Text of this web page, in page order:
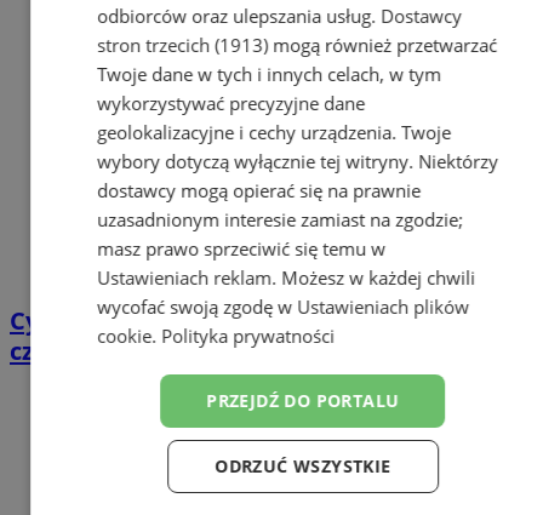
Cyfrowy przegląd przedtrasowy: co mówią
czujniki TPMS i diagnostyka pokładowa?
odbiorców oraz ulepszania usług. Dostawcy
stron trzecich (1913)mogą również przetwarzać
Twoje dane w tych i innych celach, w tym
wykorzystywać precyzyjne dane
geolokalizacyjne i cechy urządzenia. Twoje
wybory dotyczą wyłącznie tej witryny. Niektórzy
dostawcy mogą opierać się na prawnie
uzasadnionym interesie zamiast na zgodzie;
masz prawo sprzeciwić się temu w
Ustawieniach reklam. Możesz w każdej chwili
wycofać swoją zgodę w Ustawieniach plików
cookie. Polityka prywatności
PRZEJDŹ DO PORTALU
ODRZUĆ WSZYSTKIE